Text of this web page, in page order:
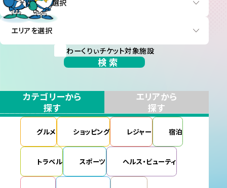
わーくりぃチケット対象施設
検索
カテゴリーから
探す
エリアから
探す
グルメ ショッピング レジャー 宿泊
トラベル スポーツ ヘルス・ビューティ